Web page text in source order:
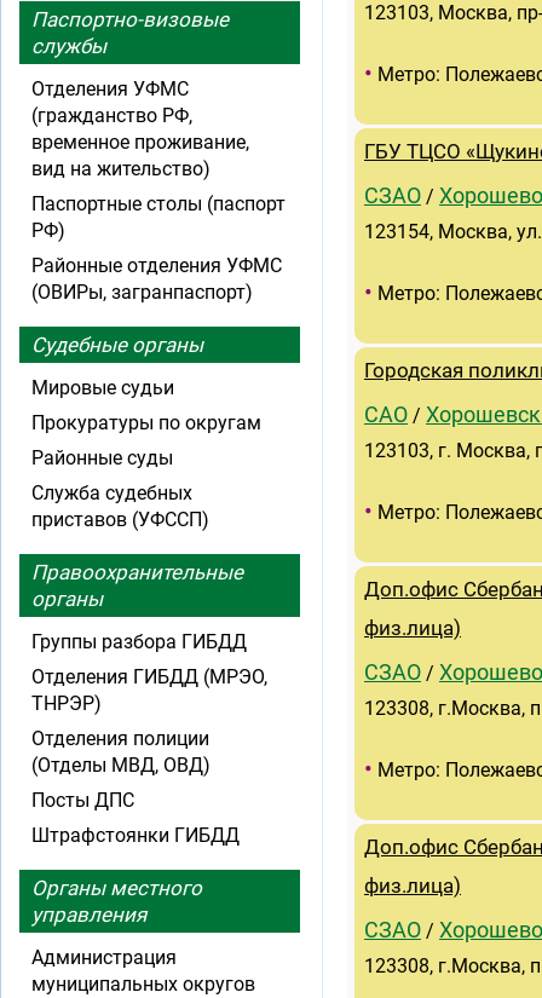
123103, Москва,
• Метро:
ГБУ ТЦСО
СЗАО /
123154, Москва,
• Метро:
Городская
САО /
123103, г.
• Метро:
Доп.офис
физ.лица)
СЗАО /
123308, г.Москва,
• Метро:
Доп.офис
физ.лица)
СЗАО /
123308, г.Москва,
Паспортно-визовые
службы
Отделения УФМС
(гражданство РФ,
временное проживание,
вид на жительство)
Паспортные столы (паспорт
РФ)
Районные отделения УФМС
(ОВИРы, загранпаспорт)
Судебные органы
Мировые судьи
Прокуратуры по округам
Районные суды
Служба судебных
приставов (УФССП)
Правоохранительные
органы
Группы разбора ГИБДД
Отделения ГИБДД (МРЭО,
ТНРЭР)
Отделения полиции
(Отделы МВД, ОВД)
Посты ДПС
Штрафстоянки ГИБДД
Органы местного
управления
Администрация
муниципальных округов